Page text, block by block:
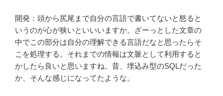
開発：頭から尻尾まで自分の言語で書いてないと怒ると
いうのが心が狭いといいいますか。ざーっとした文章の
中でこの部分は自分の理解できる言語だなと思ったらそ
こを処理する。それまでの情報は文脈として利用すると
かしたら良いと思いますね。昔、埋込み型のSQLだった
か、そんな感じになってたような。